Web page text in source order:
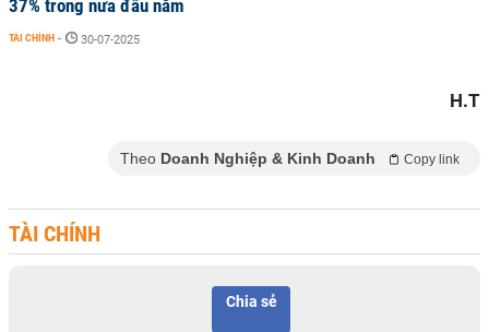
37% trong nửa đầu năm
TÀI CHÍNH - 30-07-2025
H.T
Theo Doanh Nghiệp & Kinh Doanh Copy link
TÀI CHÍNH
Chia sẻ